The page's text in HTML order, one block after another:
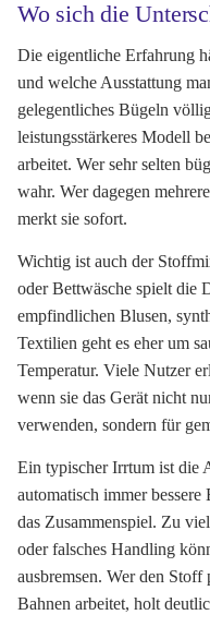
Wo sich die
Die eigentliche Erfahrung
und welche Ausstattung
gelegentliches Bügeln
leistungsstärkeres Modell
arbeitet. Wer sehr selten
wahr. Wer dagegen
merkt sie sofort.
Wichtig ist auch der
oder Bettwäsche spielt die
empfindlichen Blusen,
Textilien geht es eher um
Temperatur. Viele Nutzer
wenn sie das Gerät nicht
verwenden, sondern für
Ein typischer Irrtum ist die
automatisch immer
das Zusammenspiel. Zu
oder falsches Handling
ausbremsen. Wer den
Bahnen arbeitet, holt